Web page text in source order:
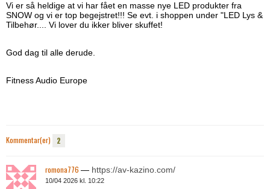
Vi er så heldige at vi har fået en masse nye LED produkter fra
SNOW og vi er top begejstret!!! Se evt. i shoppen under "LED Lys &
Tilbehør.... Vi lover du ikker bliver skuffet!
God dag til alle derude.
Fitness Audio Europe
Kommentar(er) 2
romona776 — https://av-kazino.com/
10/04 2026 kl. 10:22